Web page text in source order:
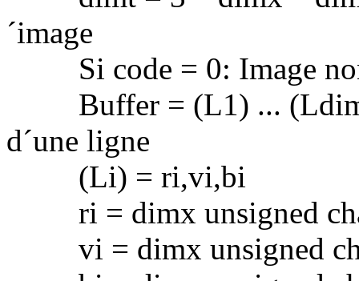
´image
Si code = 0: Image non
Buffer = (L1) ...
d´une ligne
(Li) = ri,vi,bi
ri = dimx unsigned char
vi = dimx unsigned char